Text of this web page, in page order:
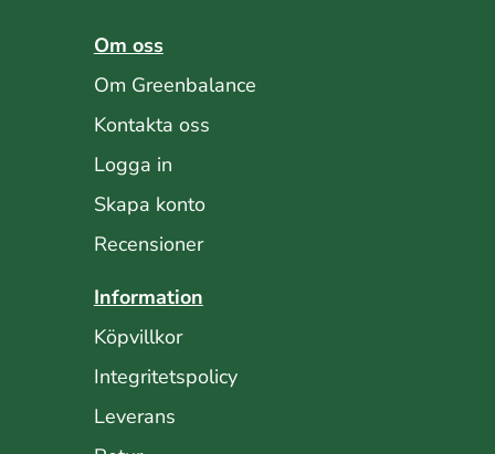
Om oss
Om Greenbalance
Kontakta oss
Logga in
Skapa konto
Recensioner
Information
Köpvillkor
Integritetspolicy
Leverans